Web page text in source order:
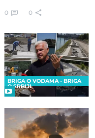
0 0
BRIGA O VODAMA - BRIGA
O SRBIJI